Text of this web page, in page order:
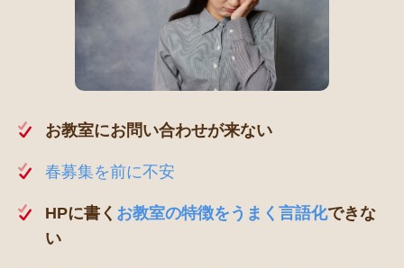
お教室にお問い合わせが来ない
春募集を前に不安
HPに書く お教室の特徴をうまく言語化できな
い